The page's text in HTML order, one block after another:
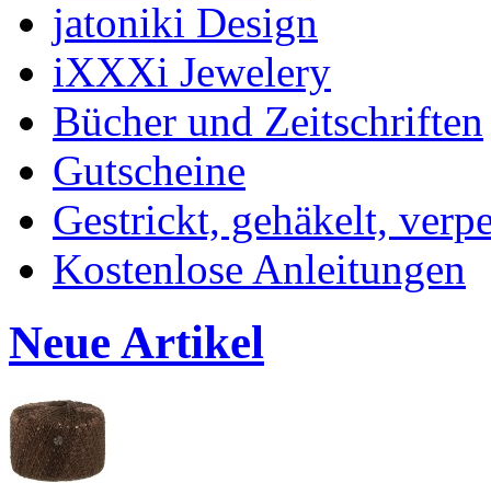
jatoniki Design
iXXXi Jewelery
Bücher und Zeitschriften
Gutscheine
Gestrickt, gehäkelt,
Kostenlose Anleitungen
Neue Artikel